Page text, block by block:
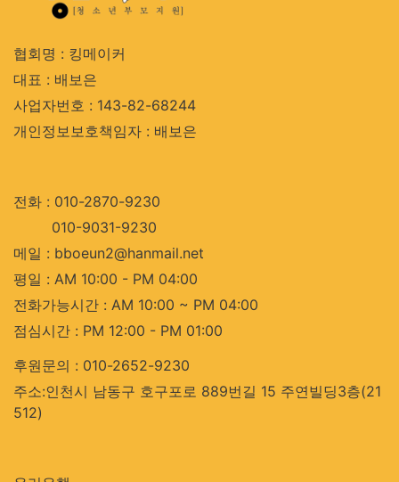
협회명 : 킹메이커
대표 : 배보은
사업자번호 : 143-82-68244
개인정보보호책임자 : 배보은
전화 : 010-2870-9230
010-9031-9230
메일 : bboeun2@hanmail.net
평일 : AM 10:00 - PM 04:00
전화가능시간 : AM 10:00 ~ PM 04:00
점심시간 : PM 12:00 - PM 01:00
후원문의 : 010-2652-9230
주소:인천시 남동구 호구포로 889번길 15 주연빌딩3층(21
512)